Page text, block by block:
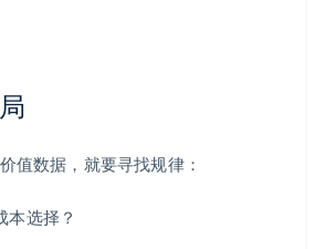
值数据，就要寻找规律：
本选择？